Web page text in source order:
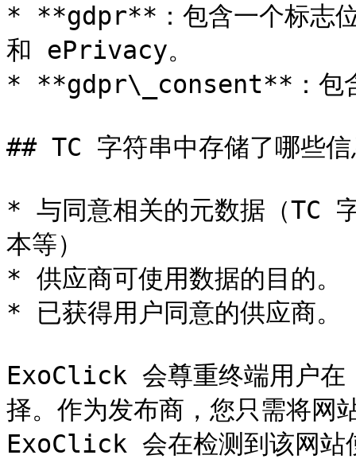
* **gdpr**：包含一个标志位
和 ePrivacy。
* **gdpr\_consent**：包
## TC 字符串中存储了哪些信
* 与同意相关的元数据（TC
本等）
* 供应商可使用数据的目的。
* 已获得用户同意的供应商。
ExoClick 会尊重终端用户在
择。作为发布商，您只需将
ExoClick 会在检测到该网站